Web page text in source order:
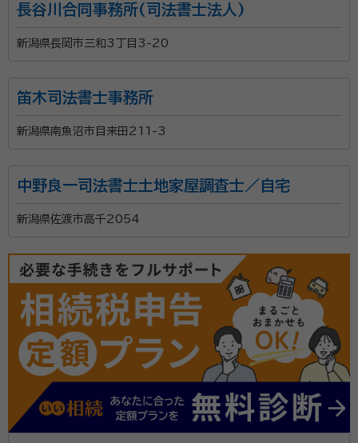
長谷川合同事務所(司法書士法人)
新潟県長岡市三和3丁目3-20
笛木司法書士事務所
新潟県南魚沼市目来田211-3
中野良一司法書士土地家屋調査士／自宅
新潟県佐渡市高千2054